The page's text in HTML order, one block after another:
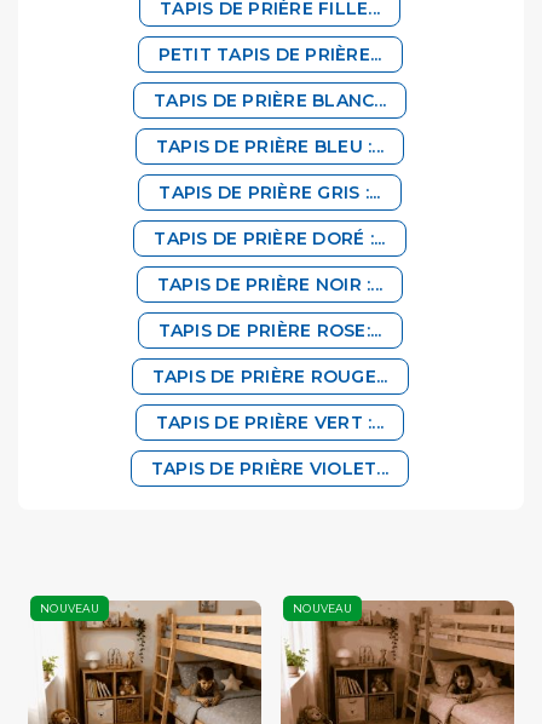
TAPIS DE PRIÈRE FILLE...
PETIT TAPIS DE PRIÈRE...
TAPIS DE PRIÈRE BLANC...
TAPIS DE PRIÈRE BLEU :...
TAPIS DE PRIÈRE GRIS :...
TAPIS DE PRIÈRE DORÉ :...
TAPIS DE PRIÈRE NOIR :...
TAPIS DE PRIÈRE ROSE:...
TAPIS DE PRIÈRE ROUGE...
TAPIS DE PRIÈRE VERT :...
TAPIS DE PRIÈRE VIOLET...
NOUVEAU NOUVEAU